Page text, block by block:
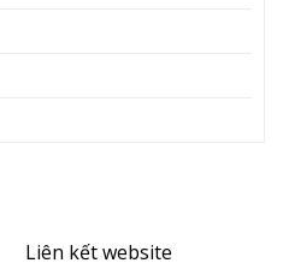
Liên kết website